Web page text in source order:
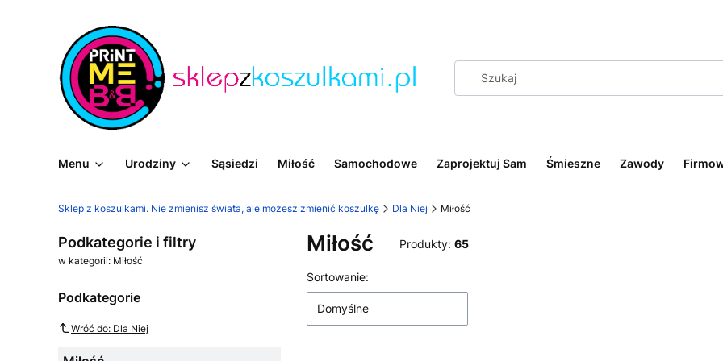
Menu Urodziny Sąsiedzi Miłość Samochodowe Zaprojektuj Sam Śmieszne Zawody
Sklep z koszulkami. Nie zmienisz świata, ale możesz zmienić koszulkę Dla Niej Miłość
Podkategorie i filtry
w kategorii: Miłość
Podkategorie
Wróć do: Dla Niej
Miłość Produkty: 65
Lista produktów
Sortowanie:
Domyślne